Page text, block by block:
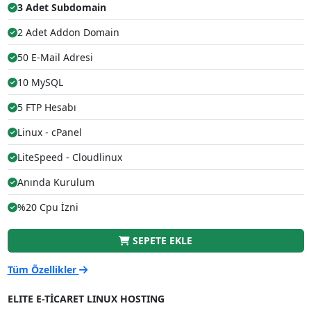
3 Adet Subdomain
2 Adet Addon Domain
50 E-Mail Adresi
10 MySQL
5 FTP Hesabı
Linux - cPanel
LiteSpeed - Cloudlinux
Anında Kurulum
%20 Cpu İzni
SEPETE EKLE
Tüm Özellikler
ELITE E-TİCARET LINUX HOSTING